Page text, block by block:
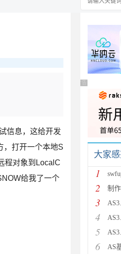
信息，这给开发
，打开一个本地S
程对象到LocalC
给我了一个
广告 商业广告，理
大家
1
2 制
3
4
5
6 AS